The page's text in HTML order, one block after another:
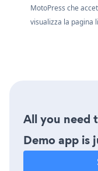
MotoPress che
visualizza la pagina
All you need
Demo app is